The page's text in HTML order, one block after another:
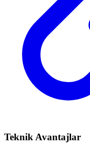
Teknik Avantajlar